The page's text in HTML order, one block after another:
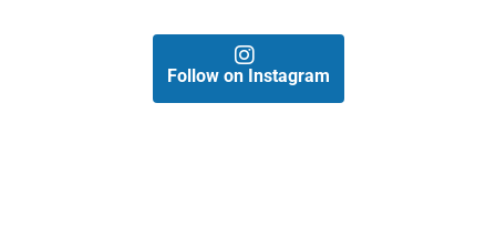
Follow on Instagram